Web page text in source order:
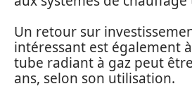
Un retour sur
intéressant est également
tube radiant à gaz peut
ans, selon son utilisation.